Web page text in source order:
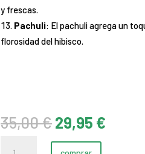
y frescas.
Pachuli: El pachuli agrega un
florosidad del hibisco.
35,00€El
precio
29,95 €